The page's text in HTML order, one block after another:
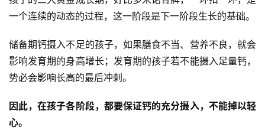
一个连续的动态的过程，这一阶段是下一阶段生长的基础。
储备期钙摄入不足的孩子，如果膳食不当、营养不良，就会
影响发育期的身高增长；发育期的孩子若不能摄入足量钙，
势必会影响长高的最后冲刺。
因此，在孩子各阶段，都要保证钙的充分摄入，不能掉以轻
心。